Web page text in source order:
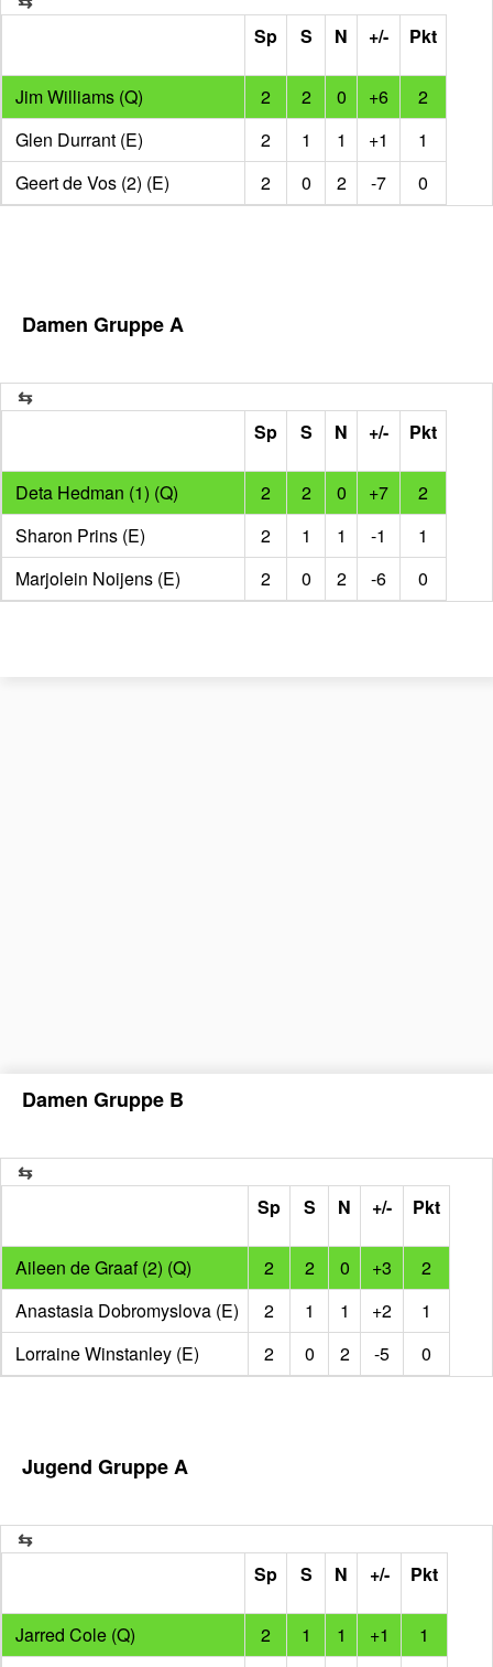
Sp S N +/- Pkt
Jim Williams (Q) 2 2 0 +6
2
Glen Durrant (E)
2 1 1 +1
1
Geert de Vos (2) (E)
2 0 2 -7 0
Damen Gruppe A
Sp S N +/- Pkt
Deta Hedman (1) (Q) 2 2 0 +7
2
Sharon Prins (E)
2 1 1 -1
1
Marjolein Noijens (E)
2 0 2 -6 0
Damen Gruppe B
Sp S N +/- Pkt
Aileen de Graaf (2) (Q) 2 2 0 +3
2
Anastasia Dobromyslova (E)
2 1 1 +2
1
Lorraine Winstanley (E)
2 0 2 -5 0
Jugend Gruppe A
Sp S N +/- Pkt
Jarred Cole (Q) 2 1 1 +1
1